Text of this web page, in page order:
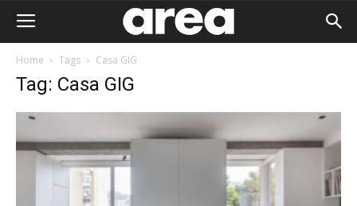
Home Tags Casa GIG
Tag: Casa GIG